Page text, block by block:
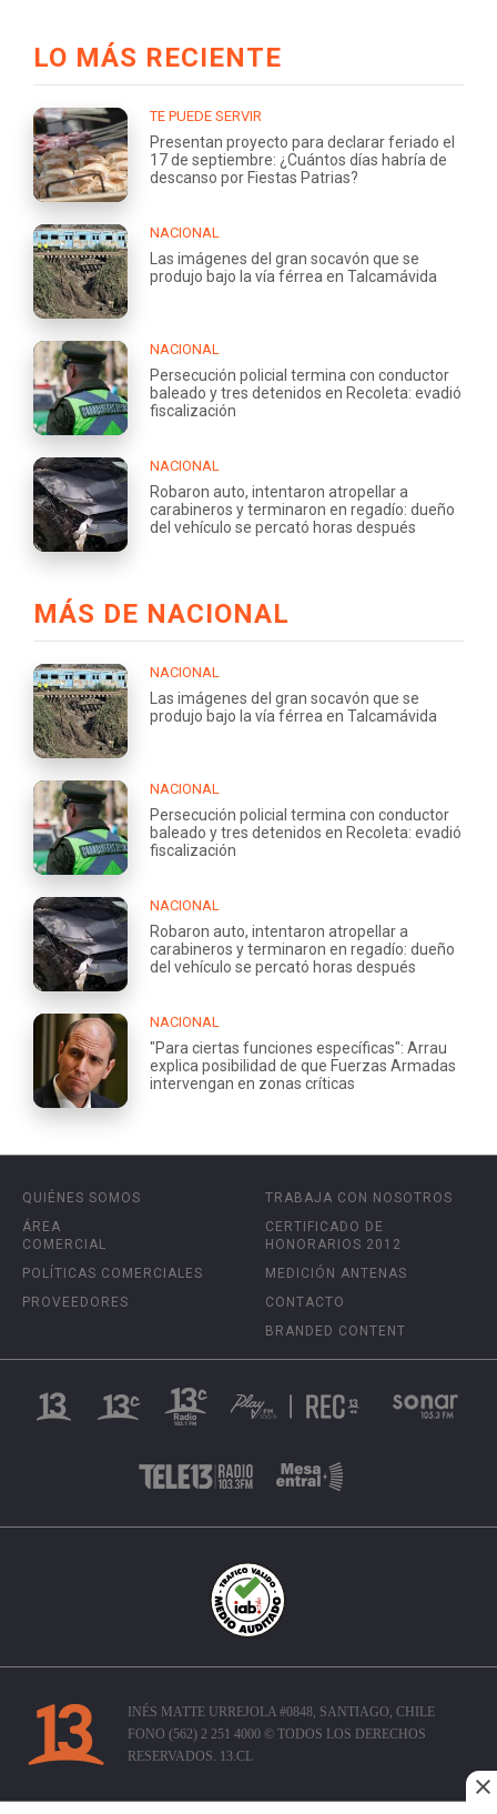
LO MÁS RECIENTE
TE PUEDE SERVIR
Presentan proyecto para declarar feriado el
17 de septiembre: ¿Cuántos días habría de
descanso por Fiestas Patrias?
NACIONAL
Las imágenes del gran socavón que se
produjo bajo la vía férrea en Talcamávida
NACIONAL
Persecución policial termina con conductor
baleado y tres detenidos en Recoleta: evadió
fiscalización
NACIONAL
Robaron auto, intentaron atropellar a
carabineros y terminaron en regadío: dueño
del vehículo se percató horas después
MÁS DE NACIONAL
NACIONAL
Las imágenes del gran socavón que se
produjo bajo la vía férrea en Talcamávida
NACIONAL
Persecución policial termina con conductor
baleado y tres detenidos en Recoleta: evadió
fiscalización
NACIONAL
Robaron auto, intentaron atropellar a
carabineros y terminaron en regadío: dueño
del vehículo se percató horas después
NACIONAL
"Para ciertas funciones específicas": Arrau
explica posibilidad de que Fuerzas Armadas
intervengan en zonas críticas
QUIÉNES SOMOS
ÁREA
COMERCIAL
POLÍTICAS COMERCIALES
PROVEEDORES
TRABAJA CON NOSOTROS
CERTIFICADO DE
HONORARIOS 2012
MEDICIÓN ANTENAS
CONTACTO
BRANDED CONTENT
INÉS MATTE URREJOLA #0848, SANTIAGO, CHILE
FONO (562) 2 251 4000 © TODOS LOS DERECHOS
RESERVADOS. 13.CL